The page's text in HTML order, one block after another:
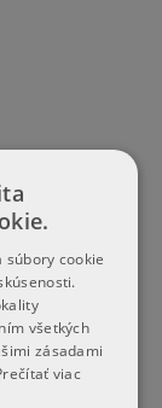
súbory cookie
všetkých
zásadami
viac